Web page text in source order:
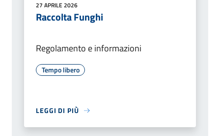
27 APRILE 2026
Raccolta Funghi
Regolamento e informazioni
Tempo libero
LEGGI DI PIÙ